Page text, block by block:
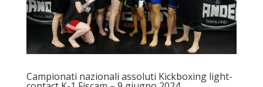
Campionati nazionali assoluti Kickboxing light-